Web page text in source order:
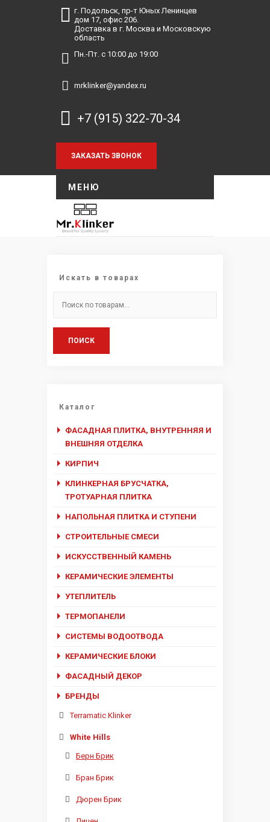
г. Подольск, пр-т Юных Ленинцев
дом 17, офис 206.
Доставка в г. Москва и Московскую
область
Пн.-Пт. с 10:00 до 19:00
mrklinker@yandex.ru
+7 (915) 322-70-34
МЕНЮ
Искать в товарах
ПОИСК
Каталог
ФАСАДНАЯ ПЛИТКА, ВНУТРЕННЯЯ И
ВНЕШНЯЯ ОТДЕЛКА
КИРПИЧ
КЛИНКЕРНАЯ БРУСЧАТКА,
ТРОТУАРНАЯ ПЛИТКА
НАПОЛЬНАЯ ПЛИТКА И СТУПЕНИ
СТРОИТЕЛЬНЫЕ СМЕСИ
ИСКУССТВЕННЫЙ КАМЕНЬ
КЕРАМИЧЕСКИЕ ЭЛЕМЕНТЫ
УТЕПЛИТЕЛЬ
ТЕРМОПАНЕЛИ
СИСТЕМЫ ВОДООТВОДА
КЕРАМИЧЕСКИЕ БЛОКИ
ФАСАДНЫЙ ДЕКОР
БРЕНДЫ
Terramatic Klinker
White Hills
Берн Брик
Бран Брик
Дюрен Брик